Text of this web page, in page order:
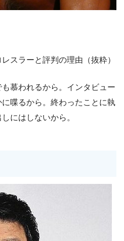
スラーと評判の理由（抜粋）
も慕われるから。インタビュー
喋るから。終わったことに執
にはしないから。